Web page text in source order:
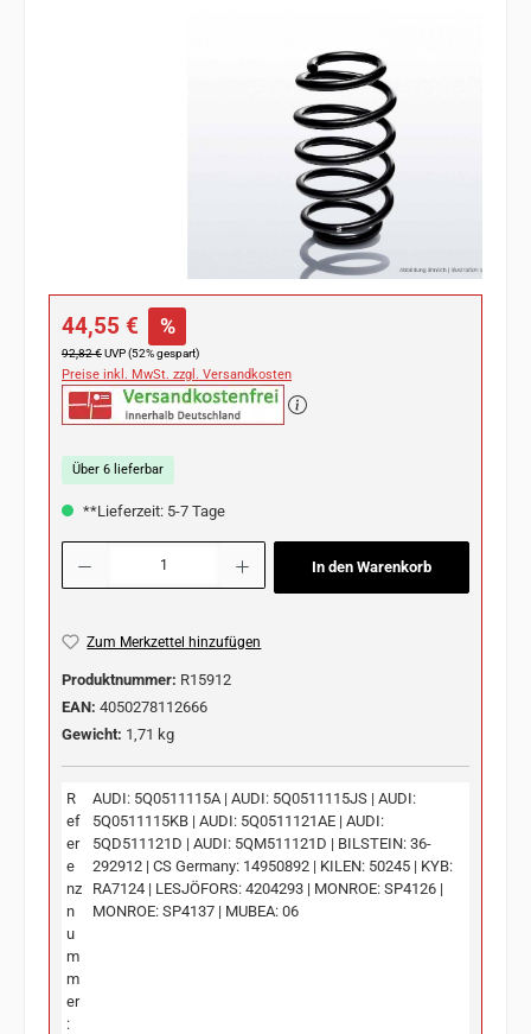
Verkaufspreis:
44,55 € %
Regulärer Preis:
92,82 €UVP (52% gespart)
Preise inkl. MwSt. zzgl. Versandkosten
Über 6 lieferbar
**Lieferzeit: 5-7 Tage
Produkt Anzahl: Gib den gewünschten Wert ein oder benutze die Schaltflächen
In den Warenkorb
Zum Merkzettel hinzufügen
Produktnummer: R15912
EAN: 4050278112666
Gewicht: 1,71 kg
R
ef
er
e
nz
n
u
m
m
er
:
AUDI: 5Q0511115A | AUDI: 5Q0511115JS | AUDI:
5Q0511115KB | AUDI: 5Q0511121AE | AUDI:
5QD511121D | AUDI: 5QM511121D | BILSTEIN: 36-
292912 | CS Germany: 14950892 | KILEN: 50245 | KYB:
RA7124 | LESJÖFORS: 4204293 | MONROE: SP4126 |
MONROE: SP4137 | MUBEA: 06